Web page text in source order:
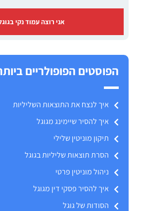
אני רוצה עמוד נקי
הפוסטים הפופולריים
איך לנצח את התוצאות השליליות
איך להסיר שיימינג מגוגל
תיקון מוניטין שלילי
הסרת תוצאות שליליות בגוגל
ניהול מוניטין פרטי
איך להסיר פסקי דין מגוגל
הסודות של גוגל